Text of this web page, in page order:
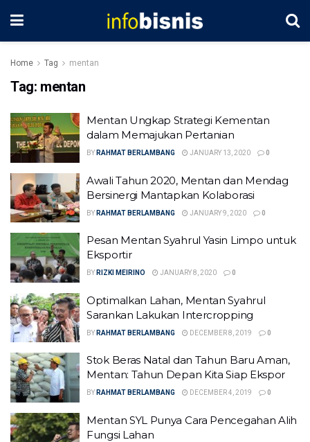
Home Tag mentan
Tag: mentan
Mentan Ungkap Strategi Kementan
dalam Memajukan Pertanian
BY RAHMAT BERLAMBANG JANUARY 13, 2020 0
Awali Tahun 2020, Mentan dan Mendag
Bersinergi Mantapkan Kolaborasi
BY RAHMAT BERLAMBANG JANUARY 9, 2020 0
Pesan Mentan Syahrul Yasin Limpo untuk
Eksportir
BY RIZKI MEIRINO JANUARY 8, 2020 0
Optimalkan Lahan, Mentan Syahrul
Sarankan Lakukan Intercropping
BY RAHMAT BERLAMBANG DECEMBER 8, 2019 0
Stok Beras Natal dan Tahun Baru Aman,
Mentan: Tahun Depan Kita Siap Ekspor
BY RAHMAT BERLAMBANG DECEMBER 4, 2019 0
Mentan SYL Punya Cara Pencegahan Alih
Fungsi Lahan